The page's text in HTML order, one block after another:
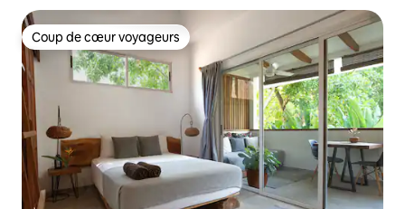
Coup de cœur voyageurs
Coup de cœur voyageurs